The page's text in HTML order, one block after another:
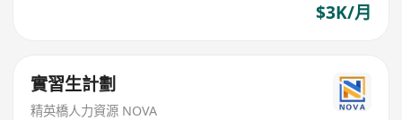
$3K/月
實習生計劃
精英橋人力資源 NOVA